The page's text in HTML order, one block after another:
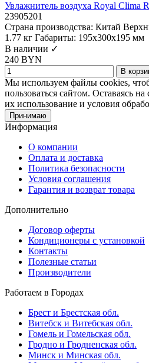
Увлажнитель воздуха Royal Clima
23905201
Страна производства: Китай
1.77 кг Габариты: 195х300х195 мм
В наличии ✓
240 BYN
В
Мы используем файлы cookies,
пользоваться сайтом. Оставаясь
их использование и условия
Принимаю
Информация
О компании
Оплата и доставка
Политика безопасности
Условия соглашения
Гарантия и возврат товара
Дополнительно
Договор оферты
Кондиционеры с установкой
Контакты
Полезные статьи
Производители
Работаем в Городах
Брест и Брестская обл.
Витебск и Витебская обл.
Гомель и Гомельская обл.
Гродно и Гродненская обл.
Минск и Минская обл.